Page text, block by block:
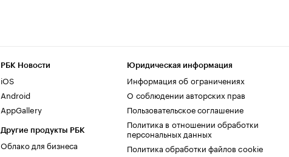
РБК Новости
iOS
Android
AppGallery
Другие продукты РБК
Облако для бизнеса
Юридическая информация
Информация об ограничениях
О соблюдении авторских прав
Пользовательское соглашение
Политика в отношении обработки
персональных данных
Политика обработки файлов cookie